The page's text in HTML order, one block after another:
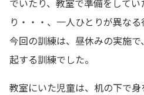
り・・・、一人ひとりが異なる
今回の訓練は、昼休みの実施
起する訓練でした。
教室にいた児童は、机の下で